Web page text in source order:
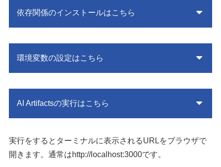
依存関係のインストールはこちら
環境変数の設定はこちら
AI Artifactsの実行はこちら
実行をするとターミナルに表示されるURLをブラウザで
開きます。通常はhttp://localhost:3000です。